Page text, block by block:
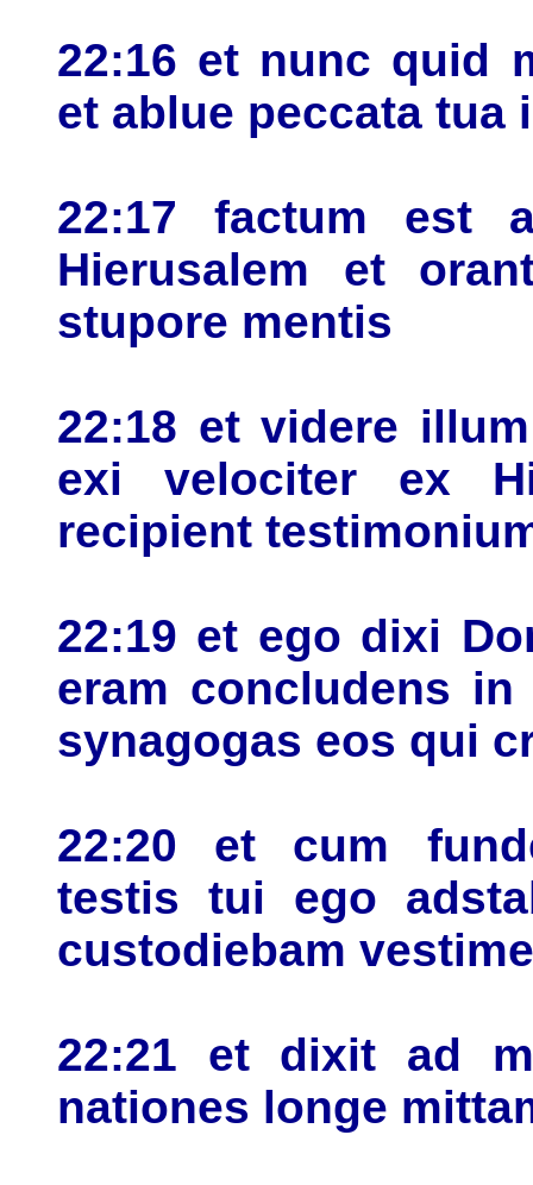
22:16 et nunc quid
et ablue peccata
22:17 factum est
Hierusalem et
stupore mentis
22:18 et videre
exi velociter ex
recipient
22:19 et ego dixi
eram concludens
synagogas eos qui
22:20 et cum
testis tui ego
custodiebam
22:21 et dixit ad
nationes longe